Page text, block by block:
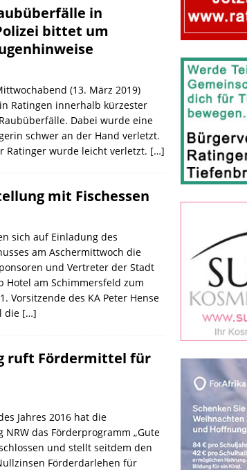
in
bittet um
(13. März 2019)
Ratingen innerhalb kürzester
Dabei wurde eine
schwer an der Hand verletzt.
Ratinger wurde leicht verletzt. […]
mit Fischessen
sich auf Einladung des
am Aschermittwoch die
und Vertreter der Stadt
Hotel am Schimmersfeld zum
Vorsitzende des KA Peter Hense
die […]
ruft Fördermittel für
Jahres 2016 hat die
NRW das Förderprogramm „Gute
und stellt seitdem den
Förderdarlehen für